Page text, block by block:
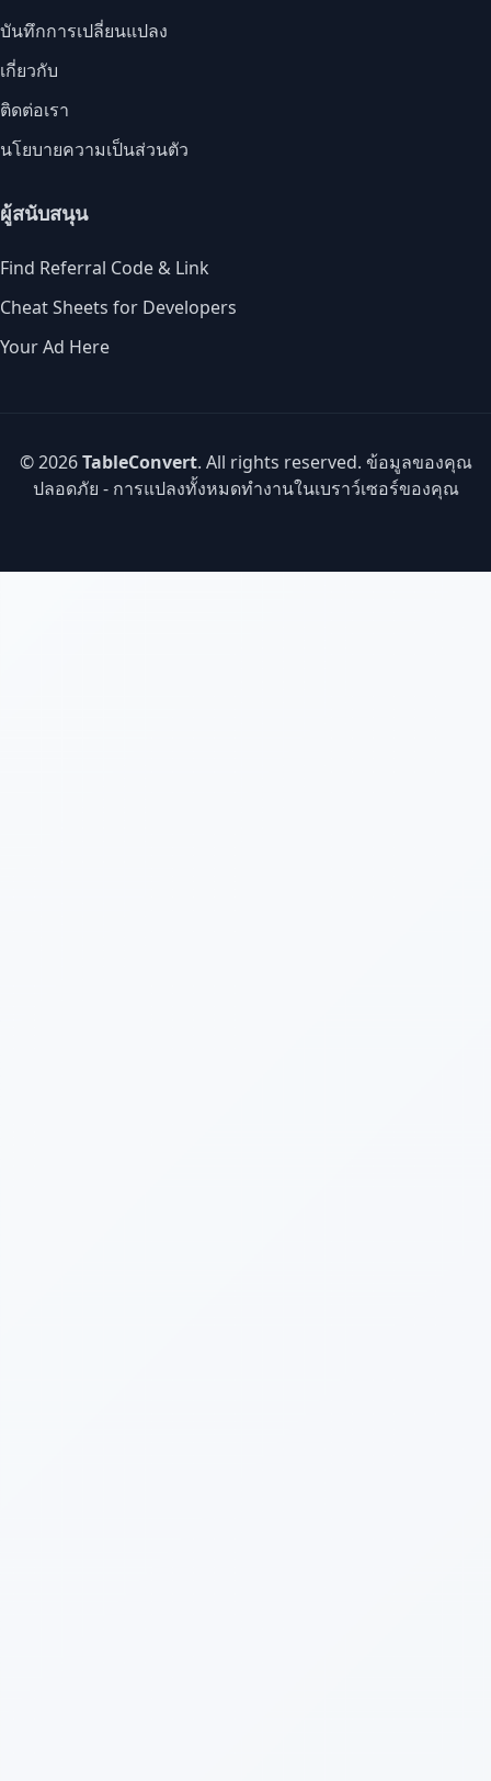
บันทึกการเปลี่ยนแปลง
เกี่ยวกับ
ติดต่อเรา
นโยบายความเป็นส่วนตัว
ผู้สนับสนุน
Find Referral Code & Link
Cheat Sheets for Developers
Your Ad Here
© 2026TableConvert. All rights reserved. ข้อมูลของคุณ
ปลอดภัย - การแปลงทั้งหมดทำงานในเบราว์เซอร์ของคุณ